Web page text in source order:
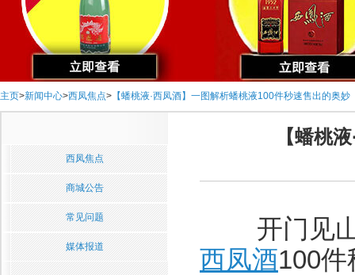
主页>新闻中心>西凤焦点> 【蟠桃液·西凤酒】一图解析蟠桃液100件秒速售出的奥妙
西凤焦点
商城公告
常见问题
媒体报道
【蟠桃
开门见山
西凤酒100